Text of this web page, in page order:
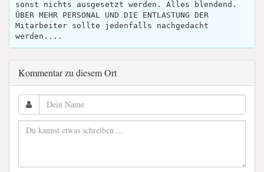
sonst nichts ausgesetzt werden. Alles blendend.
ÜBER MEHR PERSONAL UND DIE ENTLASTUNG DER
Mitarbeiter sollte jedenfalls nachgedacht
werden....
Kommentar zu diesem Ort